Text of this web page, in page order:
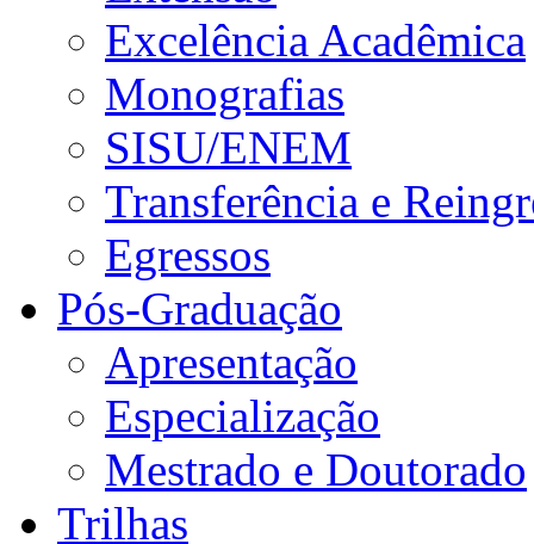
Excelência Acadêmica
Monografias
SISU/ENEM
Transferência e
Egressos
Pós-Graduação
Apresentação
Especialização
Mestrado e Doutorado
Trilhas